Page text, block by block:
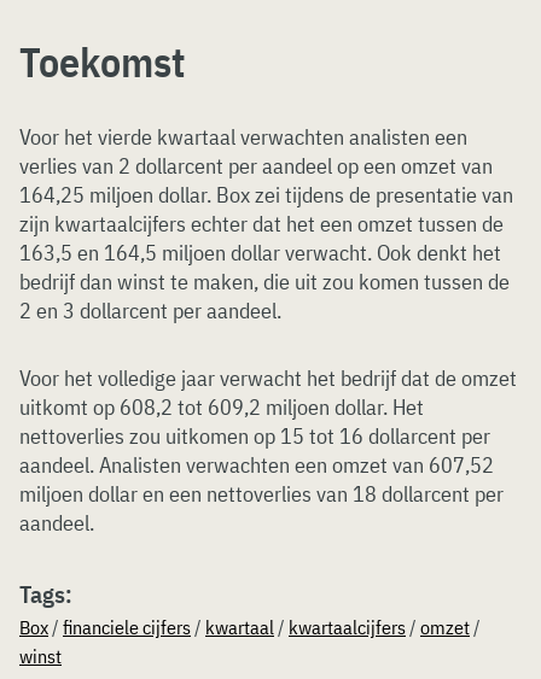
Toekomst
Voor het vierde kwartaal verwachten analisten een
verlies van 2 dollarcent per aandeel op een omzet van
164,25 miljoen dollar. Box zei tijdens de presentatie van
zijn kwartaalcijfers echter dat het een omzet tussen de
163,5 en 164,5 miljoen dollar verwacht. Ook denkt het
bedrijf dan winst te maken, die uit zou komen tussen de
2 en 3 dollarcent per aandeel.
Voor het volledige jaar verwacht het bedrijf dat de omzet
uitkomt op 608,2 tot 609,2 miljoen dollar. Het
nettoverlies zou uitkomen op 15 tot 16 dollarcent per
aandeel. Analisten verwachten een omzet van 607,52
miljoen dollar en een nettoverlies van 18 dollarcent per
aandeel.
Tags:
Box/ financiele cijfers/ kwartaal/ kwartaalcijfers/ omzet/
winst